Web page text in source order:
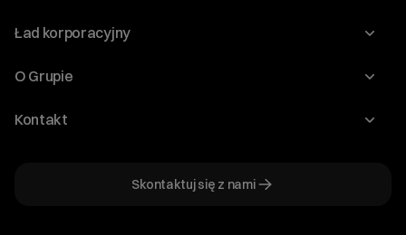
Raporty
Ład korporacyjny
Walne Zgromadzenia
O Grupie
O Spółce
Kontakt
Skontaktuj się z nami